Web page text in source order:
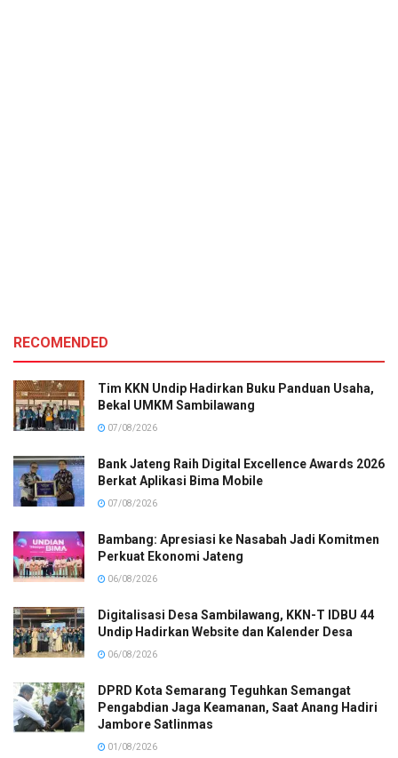
RECOMENDED
Tim KKN Undip Hadirkan Buku Panduan Usaha,
Bekal UMKM Sambilawang
07/08/2026
Bank Jateng Raih Digital Excellence Awards 2026
Berkat Aplikasi Bima Mobile
07/08/2026
Bambang: Apresiasi ke Nasabah Jadi Komitmen
Perkuat Ekonomi Jateng
06/08/2026
Digitalisasi Desa Sambilawang, KKN-T IDBU 44
Undip Hadirkan Website dan Kalender Desa
06/08/2026
DPRD Kota Semarang Teguhkan Semangat
Pengabdian Jaga Keamanan, Saat Anang Hadiri
Jambore Satlinmas
01/08/2026